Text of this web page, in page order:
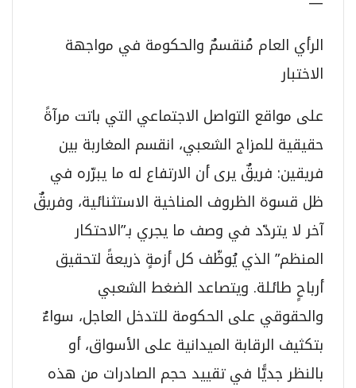
الرأي العام مُنقسمٌ والحكومة في مواجهة
الاختبار
على مواقع التواصل الاجتماعي التي باتت مرآةً
حقيقية للمزاج الشعبي، انقسم المغاربة بين
فريقين: فريقٌ يرى أن الارتفاع له ما يبرّره في
ظل قسوة الظروف المناخية الاستثنائية، وفريقٌ
آخر لا يتردّد في وصف ما يجري بـ”الاحتكار
المنظم” الذي يُوظّف كل أزمةٍ ذريعةً لتحقيق
أرباحٍ طائلة. ويتصاعد الضغط الشعبي
والحقوقي على الحكومة للتدخل العاجل، سواءٌ
بتكثيف الرقابة الميدانية على الأسواق، أو
بالنظر جديًّا في تقييد حجم الصادرات من هذه